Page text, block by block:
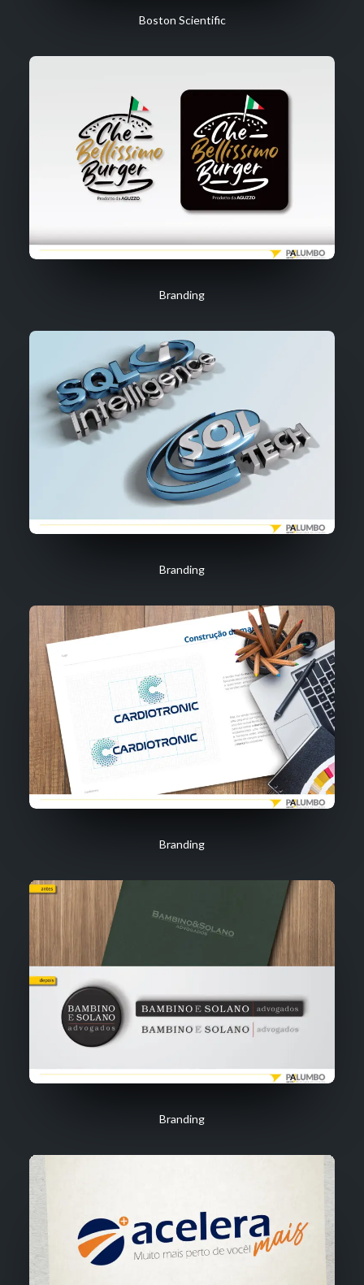
Boston Scientific
Branding
Branding
Branding
Branding